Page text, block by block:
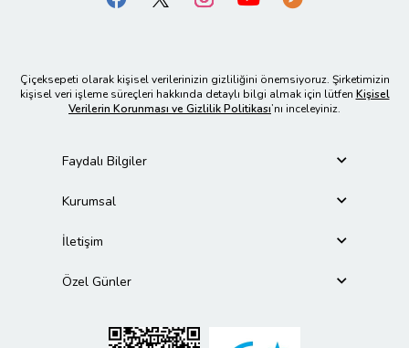
Çiçeksepeti olarak kişisel verilerinizin gizliliğini önemsiyoruz. Şirketimizin
kişisel veri işleme süreçleri hakkında detaylı bilgi almak için lütfen Kişisel
Verilerin Korunması ve Gizlilik Politikası’nı inceleyiniz.
Faydalı Bilgiler
Kurumsal
İletişim
Özel Günler